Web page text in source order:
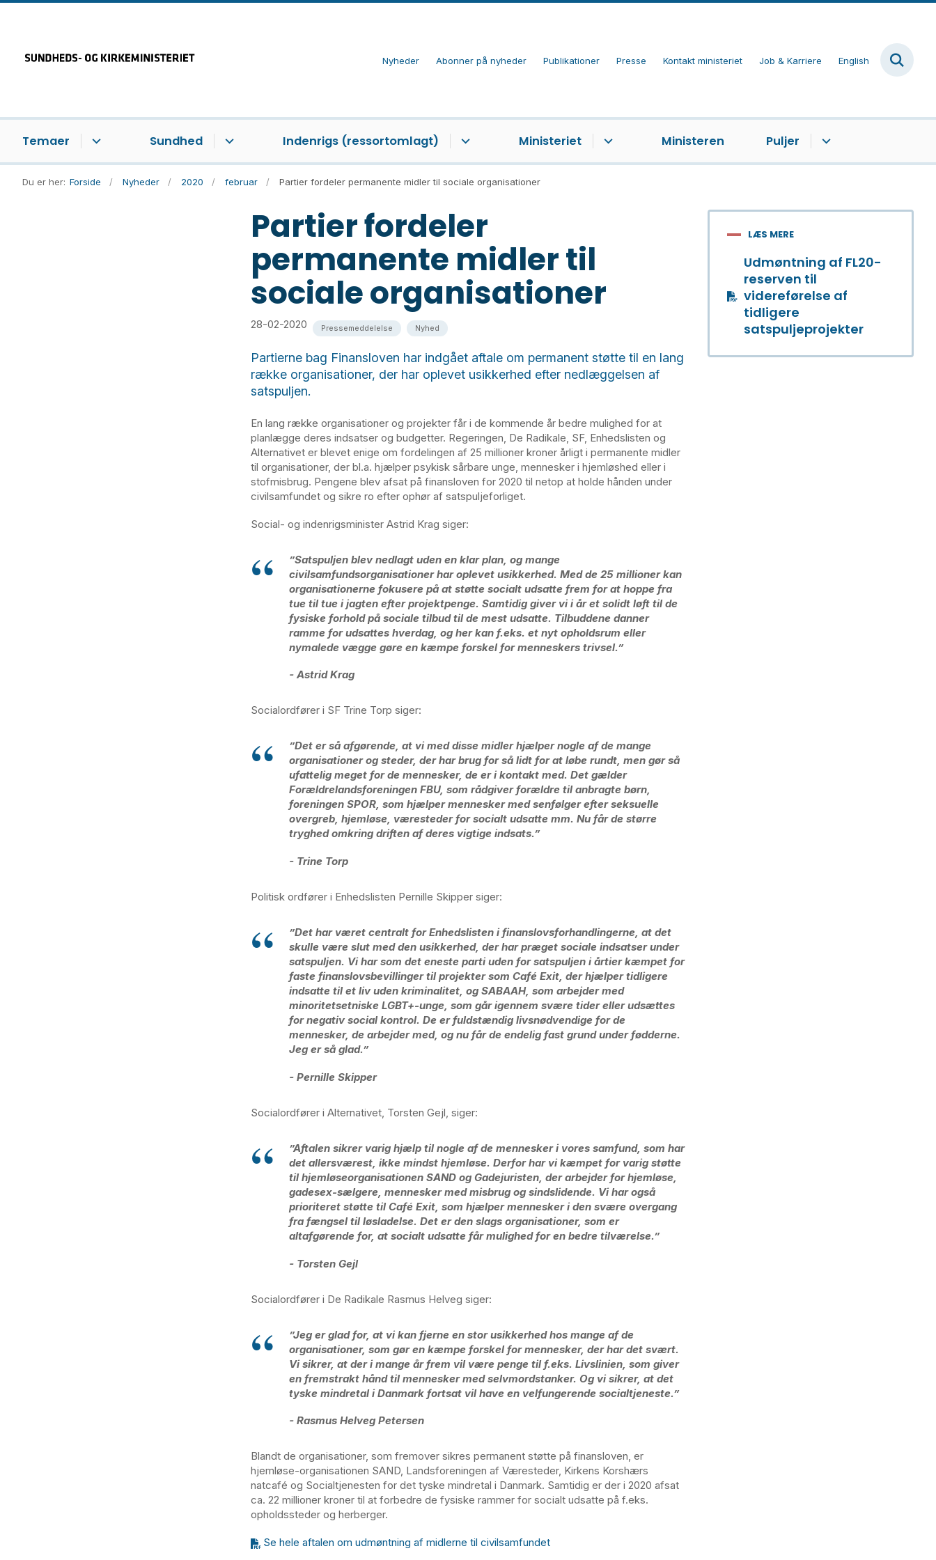
Nyheder Abonner på nyheder Publikationer Presse Kontakt ministeriet Job & Karriere English
Temaer Sundhed Indenrigs (ressortomlagt) Ministeriet Ministeren Puljer
Du er her: Forside Nyheder 2020 februar Partier fordeler permanente midler til sociale organisationer
Partier fordeler
permanente midler til
sociale organisationer
28-02-2020 Pressemeddelelse Nyhed
Partierne bag Finansloven har indgået aftale om permanent støtte til en lang
række organisationer, der har oplevet usikkerhed efter nedlæggelsen af
satspuljen.
En lang række organisationer og projekter får i de kommende år bedre mulighed for at
planlægge deres indsatser og budgetter. Regeringen, De Radikale, SF, Enhedslisten og
Alternativet er blevet enige om fordelingen af 25 millioner kroner årligt i permanente midler
til organisationer, der bl.a. hjælper psykisk sårbare unge, mennesker i hjemløshed eller i
stofmisbrug. Pengene blev afsat på finansloven for 2020 til netop at holde hånden under
civilsamfundet og sikre ro efter ophør af satspuljeforliget.
Social- og indenrigsminister Astrid Krag siger:
”Satspuljen blev nedlagt uden en klar plan, og mange
civilsamfundsorganisationer har oplevet usikkerhed. Med de 25 millioner kan
organisationerne fokusere på at støtte socialt udsatte frem for at hoppe fra
tue til tue i jagten efter projektpenge. Samtidig giver vi i år et solidt løft til de
fysiske forhold på sociale tilbud til de mest udsatte. Tilbuddene danner
ramme for udsattes hverdag, og her kan f.eks. et nyt opholdsrum eller
nymalede vægge gøre en kæmpe forskel for menneskers trivsel.”
- Astrid Krag
Socialordfører i SF Trine Torp siger:
”Det er så afgørende, at vi med disse midler hjælper nogle af de mange
organisationer og steder, der har brug for så lidt for at løbe rundt, men gør så
ufattelig meget for de mennesker, de er i kontakt med. Det gælder
Forældrelandsforeningen FBU, som rådgiver forældre til anbragte børn,
foreningen SPOR, som hjælper mennesker med senfølger efter seksuelle
overgreb, hjemløse, væresteder for socialt udsatte mm. Nu får de større
tryghed omkring driften af deres vigtige indsats.”
- Trine Torp
Politisk ordfører i Enhedslisten Pernille Skipper siger:
”Det har været centralt for Enhedslisten i finanslovsforhandlingerne, at det
skulle være slut med den usikkerhed, der har præget sociale indsatser under
satspuljen. Vi har som det eneste parti uden for satspuljen i årtier kæmpet for
faste finanslovsbevillinger til projekter som Café Exit, der hjælper tidligere
indsatte til et liv uden kriminalitet, og SABAAH, som arbejder med
minoritetsetniske LGBT+-unge, som går igennem svære tider eller udsættes
for negativ social kontrol. De er fuldstændig livsnødvendige for de
mennesker, de arbejder med, og nu får de endelig fast grund under fødderne.
Jeg er så glad.”
- Pernille Skipper
Socialordfører i Alternativet, Torsten Gejl, siger:
”Aftalen sikrer varig hjælp til nogle af de mennesker i vores samfund, som har
det allersværest, ikke mindst hjemløse. Derfor har vi kæmpet for varig støtte
til hjemløseorganisationen SAND og Gadejuristen, der arbejder for hjemløse,
gadesex-sælgere, mennesker med misbrug og sindslidende. Vi har også
prioriteret støtte til Café Exit, som hjælper mennesker i den svære overgang
fra fængsel til løsladelse. Det er den slags organisationer, som er
altafgørende for, at socialt udsatte får mulighed for en bedre tilværelse.”
- Torsten Gejl
Socialordfører i De Radikale Rasmus Helveg siger:
”Jeg er glad for, at vi kan fjerne en stor usikkerhed hos mange af de
organisationer, som gør en kæmpe forskel for mennesker, der har det svært.
Vi sikrer, at der i mange år frem vil være penge til f.eks. Livslinien, som giver
en fremstrakt hånd til mennesker med selvmordstanker. Og vi sikrer, at det
tyske mindretal i Danmark fortsat vil have en velfungerende socialtjeneste.”
- Rasmus Helveg Petersen
Blandt de organisationer, som fremover sikres permanent støtte på finansloven, er
hjemløse-organisationen SAND, Landsforeningen af Væresteder, Kirkens Korshærs
natcafé og Socialtjenesten for det tyske mindretal i Danmark. Samtidig er der i 2020 afsat
ca. 22 millioner kroner til at forbedre de fysiske rammer for socialt udsatte på f.eks.
opholdssteder og herberger.
Se hele aftalen om udmøntning af midlerne til civilsamfundet
LÆS MERE
Udmøntning af FL20-
reserven til
videreførelse af
tidligere
satspuljeprojekter